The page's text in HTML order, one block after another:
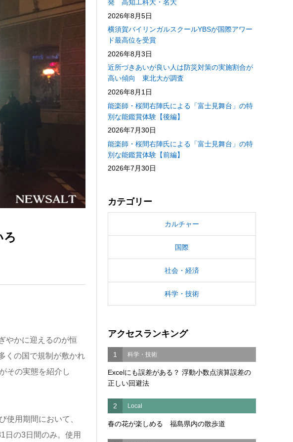
やかに迎えるのが恒
くの国で規制が敷かれ
その実態を紹介し
使用期間において、
日の3日間のみ。使用
発 高知工科大・名大
2026年8月5日
横須賀バイリンガルスクールYBSが国際アワー
ド最高位を受賞
2026年8月3日
近所づきあいが良い人は防災対策の実施割合が
高い傾向 東北大が調査
2026年8月1日
能楽師・桜間右陣氏による「富士見舞台」の特
別な能鑑賞体験【後編】
2026年7月30日
能楽師・桜間右陣氏による「富士見舞台」の特
別な能鑑賞体験【前編】
2026年7月30日
カテゴリー
カルチャー
国際
社会・経済
科学・技術
アクセスランキング
1 科学・技術
Excelにも誤差がある？ 浮動小数点演算誤差の
正しい回避法
2 Local
春の花が楽しめる 福島県内の散歩道